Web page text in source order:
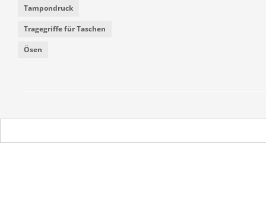
Tampondruck
Tragegriffe für Taschen
Ösen